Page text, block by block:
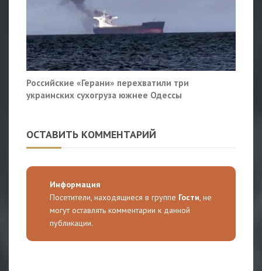
Российские «Герани» перехватили три
украинских сухогруза южнее Одессы
ОСТАВИТЬ КОММЕНТАРИЙ
Информация
Посетители, находящиеся в группе Гости, не
могут оставлять комментарии к данной
публикации.